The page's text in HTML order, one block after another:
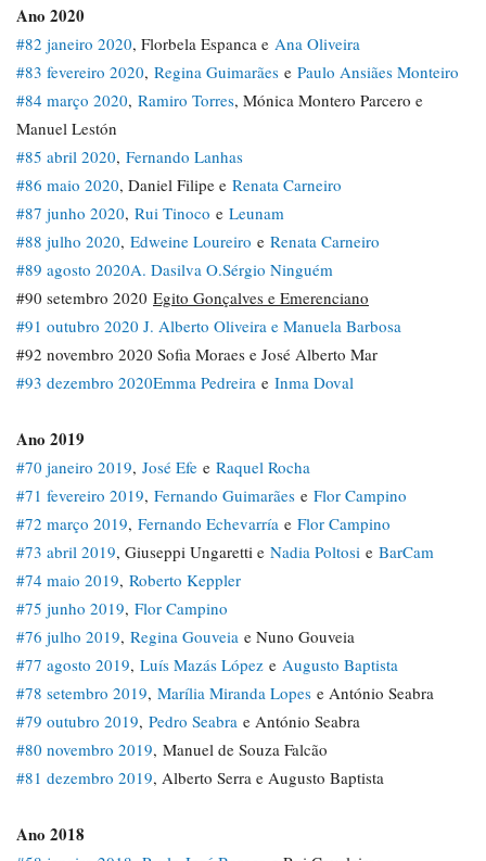
Ano 2020
#82 janeiro 2020, Florbela Espanca e Ana Oliveira
#83 fevereiro 2020, Regina Guimarães e Paulo Ansiães Monteiro
#84 março 2020, Ramiro Torres, Mónica Montero Parcero e
Manuel Lestón
#85 abril 2020, Fernando Lanhas
#86 maio 2020, Daniel Filipe e Renata Carneiro
#87 junho 2020, Rui Tinoco e Leunam
#88 julho 2020, Edweine Loureiro e Renata Carneiro
#89 agosto 2020A. Dasilva O.Sérgio Ninguém
#90 setembro 2020 Egito Gonçalves e Emerenciano
#91 outubro 2020 J. Alberto Oliveira e Manuela Barbosa
#92 novembro 2020 Sofia Moraes e José Alberto Mar
#93 dezembro 2020Emma Pedreira e Inma Doval
Ano 2019
#70 janeiro 2019, José Efe e Raquel Rocha
#71 fevereiro 2019, Fernando Guimarães e Flor Campino
#72 março 2019, Fernando Echevarría e Flor Campino
#73 abril 2019, Giuseppi Ungaretti e Nadia Poltosi e BarCam
#74 maio 2019, Roberto Keppler
#75 junho 2019, Flor Campino
#76 julho 2019, Regina Gouveia e Nuno Gouveia
#77 agosto 2019, Luís Mazás López e Augusto Baptista
#78 setembro 2019, Marília Miranda Lopes e António Seabra
#79 outubro 2019, Pedro Seabra e António Seabra
#80 novembro 2019, Manuel de Souza Falcão
#81 dezembro 2019, Alberto Serra e Augusto Baptista
Ano 2018